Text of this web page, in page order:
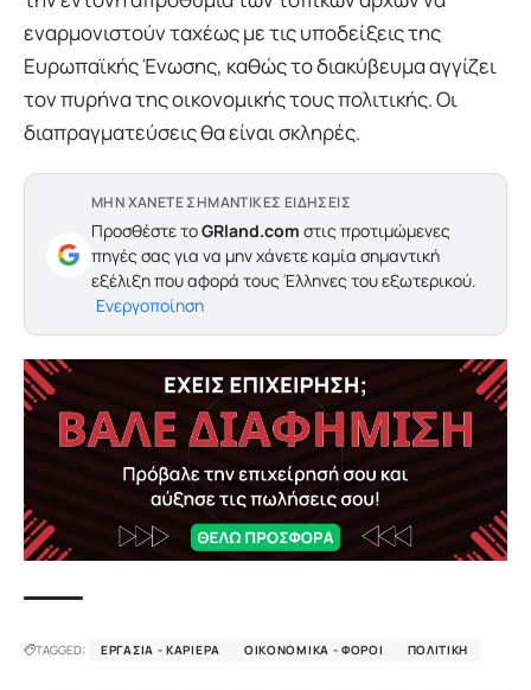
εναρμονιστούν ταχέως με τις υποδείξεις της
Ευρωπαϊκής Ένωσης, καθώς το διακύβευμα αγγίζει
τον πυρήνα της οικονομικής τους πολιτικής. Οι
διαπραγματεύσεις θα είναι σκληρές.
ΜΗΝ ΧΑΝΕΤΕ ΣΗΜΑΝΤΙΚΕΣ ΕΙΔΗΣΕΙΣ
Προσθέστε τοGRland.com στις προτιμώμενες
πηγές σας για να μην χάνετε καμία σημαντική
εξέλιξη που αφορά τους Έλληνες του εξωτερικού.
Ενεργοποίηση
TAGGED: ΕΡΓΑΣΊΑ - ΚΑΡΙΈΡΑ ΟΙΚΟΝΟΜΙΚΆ - ΦΌΡΟΙ ΠΟΛΙΤΙΚΉ